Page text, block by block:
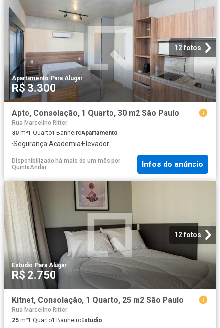
12 fotos
Apartamento· Para Alugar
R$ 3.300
Apto, Consolação, 1 Quarto, 30 m2 São Paulo
Rua Marcelino Ritter
30 m²1 Quarto1 BanheiroApartamento
·Segurança·Academia·Elevador
Disponibilizado há mais de um mês por
QuintoAndar
Infos do anúncio
12 fotos
Estudio· Para Alugar
R$ 2.750
Kitnet, Consolação, 1 Quarto, 25 m2 São Paulo
Rua Marcelino Ritter
25 m²1 Quarto1 BanheiroEstudio